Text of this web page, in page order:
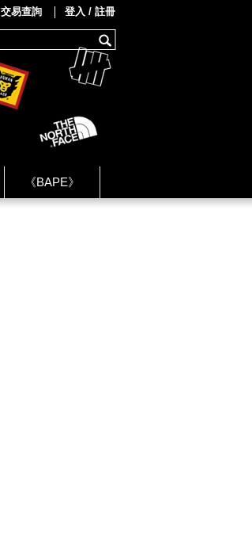
《BAPE》
交易查詢 登入 / 註冊